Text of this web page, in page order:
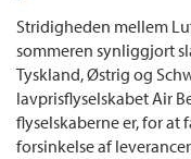
Stridigheden mellem
sommeren synliggjort
Tyskland, Østrig og
lavprisflyselskabet Air
flyselskaberne er, for at
forsinkelse af